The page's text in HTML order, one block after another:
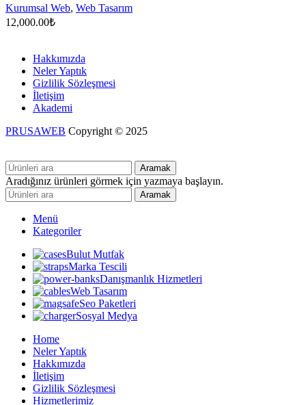
Kurumsal Web, Web Tasarım
12,000.00₺
Hakkımızda
Neler Yaptık
Gizlilik Sözleşmesi
İletişim
Akademi
PRUSAWEB Copyright © 2025
Aramak
Aradığınız ürünleri görmek için yazmaya başlayın.
Aramak
Menü
Kategoriler
Bulut Mutfak
Marka Tescili
Danışmanlık Hizmetleri
Web Tasarım
Seo Paketleri
Sosyal Medya
Home
Neler Yaptık
Hakkımızda
İletişim
Gizlilik Sözleşmesi
Hizmetlerimiz